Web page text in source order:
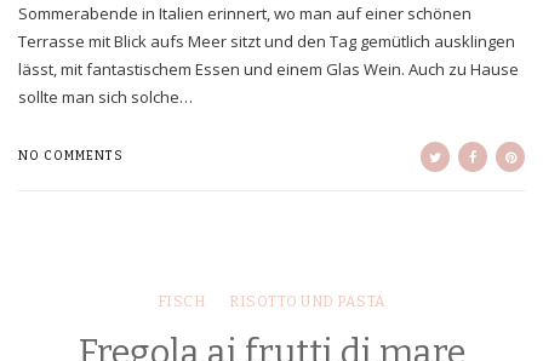
Sommerabende in Italien erinnert, wo man auf einer schönen
Terrasse mit Blick aufs Meer sitzt und den Tag gemütlich ausklingen
lässt, mit fantastischem Essen und einem Glas Wein. Auch zu Hause
sollte man sich solche…
NO COMMENTS
FISCH RISOTTO UND PASTA
Fregola ai frutti di mare